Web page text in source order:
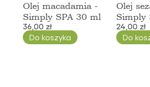
Olej macadamia -
Simply SPA 30 ml
36,00 zł
Do koszyka
Olej
Simply
24,00 zł
Do